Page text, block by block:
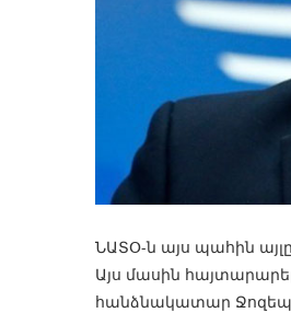
ՆԱՏՕ-ն այս պահին
Այս մասին
հանձնակատար Ջոզեպ